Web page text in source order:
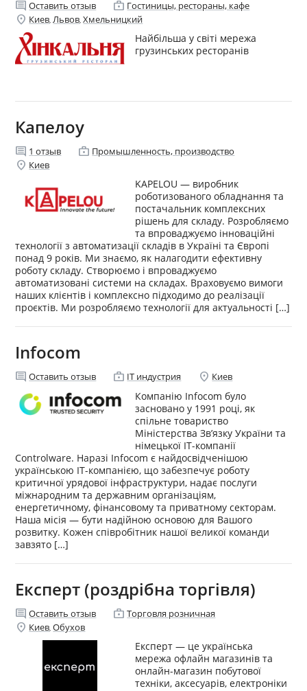
comment Оставить отзыв enterprise Гостиницы, рестораны, кафе
location_on Киев,Львов,Хмельницкий
Найбільша у світі мережа
грузинських ресторанів
Капелоу
comment 1 отзыв enterprise Промышленность, производство
location_on Киев
KAPELOU — виробник
роботизованого обладнання та
постачальник комплексних
рішень для складу. Розробляємо
та впроваджуємо інноваційні
технології з автоматизації складів в Україні та Європі
понад 9 років. Ми знаємо, як налагодити ефективну
роботу складу. Створюємо і впроваджуємо
автоматизовані системи на складах. Враховуємо вимоги
наших клієнтів і комплексно підходимо до реалізації
проєктів. Ми розробляємо технології для актуальності […]
Infocom
comment Оставить отзыв enterprise IT индустрия location_on Киев
Компанію Infocom було
засновано у 1991 році, як
спільне товариство
Міністерства Зв’язку України та
німецької ІТ-компанії
Controlware. Наразі Infocom є найдосвідченішою
українською IT-компанією, що забезпечує роботу
критичної урядової інфраструктури, надає послуги
міжнародним та державним організаціям,
енергетичному, фінансовому та приватному секторам.
Наша місія — бути надійною основою для Вашого
розвитку. Кожен співробітник нашої великої команди
завзято […]
Експерт (роздрібна торгівля)
comment Оставить отзыв enterprise Торговля розничная
location_on Киев ,Обухов
Експерт — це українська
мережа офлайн магазинів та
онлайн-магазин побутової
техніки, аксесуарів, електроніки